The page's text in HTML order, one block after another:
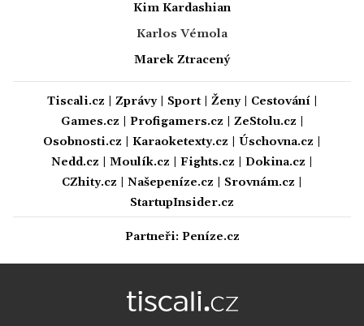
Kim Kardashian
Karlos Vémola
Marek Ztracený
Tiscali.cz Zprávy| Sport| Ženy| Cestování|
Games.cz
Profigamers.cz ZeStolu.cz
Osobnosti.cz
Karaoketexty.cz Úschovna.cz
Nedd.cz
Moulík.cz Fights.cz Dokina.cz
CZhity.cz
Našepeníze.cz Srovnám.cz
StartupInsider.cz
Partneři: Peníze.cz